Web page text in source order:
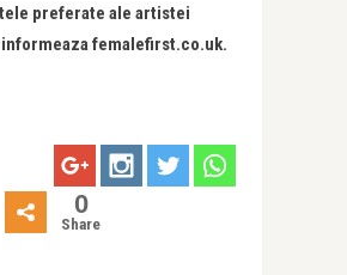
preferate ale artistei
femalefirst.co.uk.
0
Share